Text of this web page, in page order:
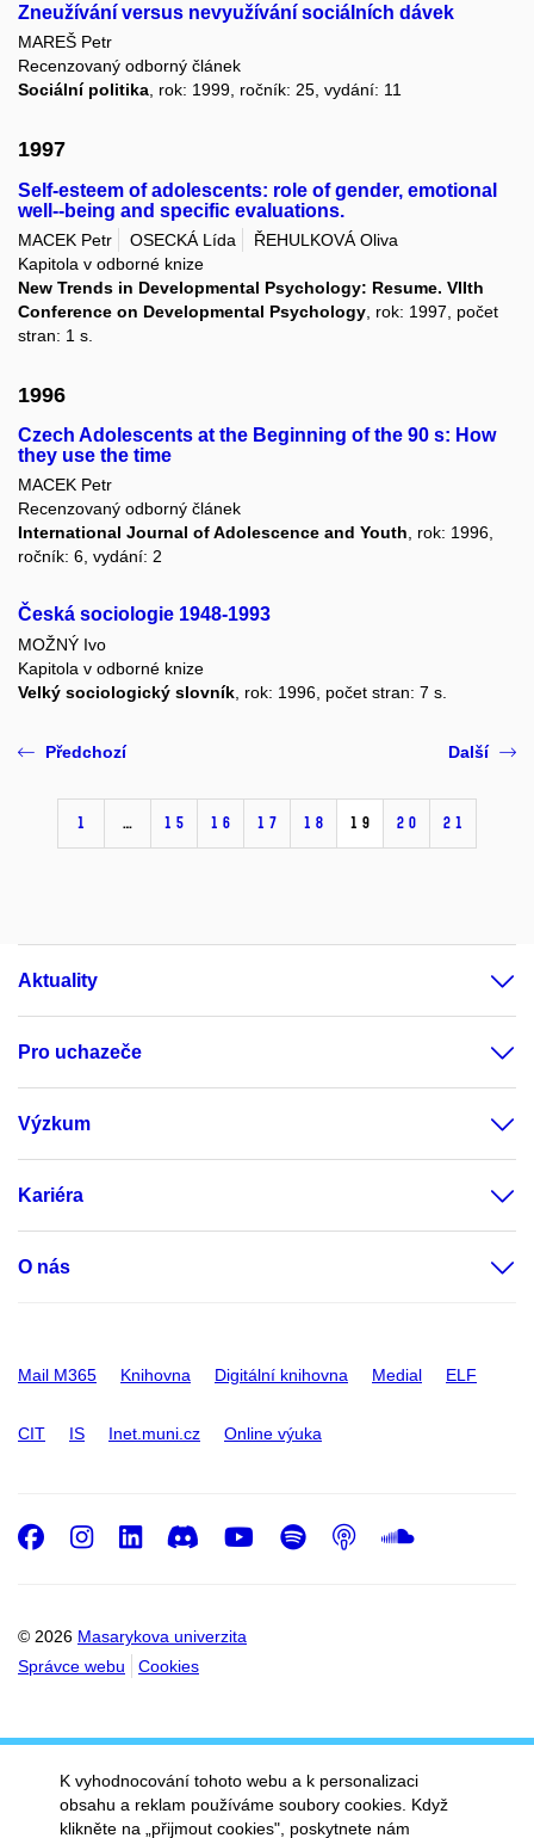
Zneužívání versus nevyužívání sociálních dávek
MAREŠ Petr
Recenzovaný odborný článek
Sociální politika , rok: 1999, ročník: 25, vydání: 11
1997
Self-esteem of adolescents: role of gender, emotional
well--being and specific evaluations.
MACEK Petr OSECKÁ Lída
ŘEHULKOVÁ Oliva
Kapitola v odborné knize
New Trends in Developmental Psychology: Resume. VIIth
Conference on Developmental Psychology , rok: 1997, počet
stran: 1 s.
1996
Czech Adolescents at the Beginning of the 90 s: How
they use the time
MACEK Petr
Recenzovaný odborný článek
International Journal of Adolescence and Youth, rok: 1996,
ročník: 6, vydání: 2
Česká sociologie 1948-1993
MOŽNÝ Ivo
Kapitola v odborné knize
Velký sociologický slovník , rok: 1996, počet stran: 7 s.
Předchozí
1 … 15 16 17 18 19 20 21
Další
Aktuality
Pro uchazeče
Výzkum
Kariéra
O nás
Mail M365 Knihovna Digitální knihovna Medial ELF
CIT IS Inet.muni.cz Online výuka
© 2026 Masarykova univerzita
Správce webu
Cookies
Facebook
Instagram
LinkedIn
DiscordYoutube
Spotify
Podcast
K vyhodnocování tohoto webu a k personalizaci
obsahu a reklam používáme soubory cookies. Když
klikněte na „přijmout cookies", poskytnete nám